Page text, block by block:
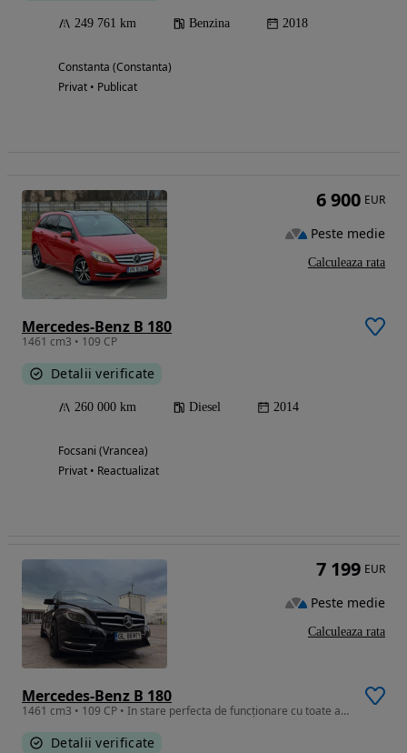
249 761 km Benzina 2018
Constanta (Constanta)
Privat • Publicat
Mercedes-Benz B 180
1461 cm3 • 109 CP
Detalii verificate
260 000 km Diesel 2014
Focsani (Vrancea)
Privat • Reactualizat
6 900 EUR
Peste medie
Calculeaza rata
Mercedes-Benz B 180
1461 cm3 • 109 CP • In stare perfecta de funcționare cu toate actele valabile
Detalii verificate
7 199 EUR
Peste medie
Calculeaza rata